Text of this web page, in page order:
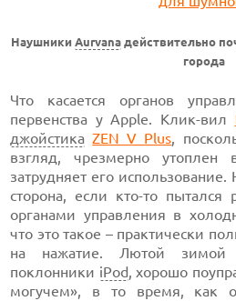
Наушники Aurvana действительно
города
Что касается органов
первенства у Apple. Клик-вил
джойстика ZEN V Plus,
взгляд, чрезмерно утоплен
затрудняет его использование.
сторона, если кто-то пытался
органами управления в
что это такое – практически
на нажатие. Лютой зимой
поклонники iPod, хорошо
могучем», в то время, как